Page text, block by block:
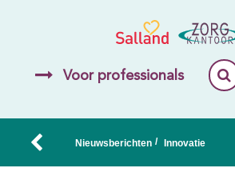
Voor professionals
Nieuwsberichten / Innovatie